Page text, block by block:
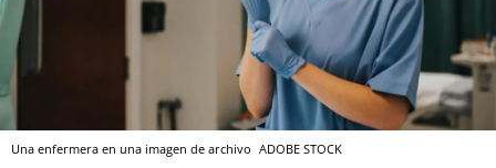
Una enfermera en una imagen de archivo ADOBE STOCK